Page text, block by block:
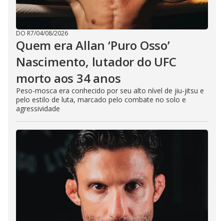
DO R7/04/08/2026
Quem era Allan ‘Puro Osso’
Nascimento, lutador do UFC
morto aos 34 anos
Peso-mosca era conhecido por seu alto nível de jiu-jitsu e
pelo estilo de luta, marcado pelo combate no solo e
agressividade